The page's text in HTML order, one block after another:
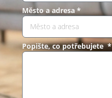
Město a adresa *
Popište, co potřebujete *